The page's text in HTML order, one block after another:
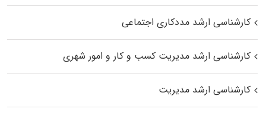
کارشناسی ارشد مددکاری اجتماعی
کارشناسی ارشد مدیریت کسب و کار و امور شهری
کارشناسی ارشد مدیریت